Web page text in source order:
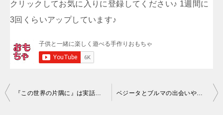
クリックしてお気に入りに登録してください♪ 1週間に
3回くらいアップしています♪
投